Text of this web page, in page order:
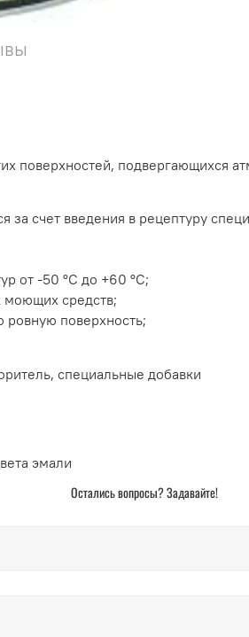
поверхностей, подвергающихся
счет введения в рецептуру
от -50 °С до +60 °С;
моющих средств;
ровную поверхность;
специальные добавки
эмали
Остались вопросы? Задавайте!